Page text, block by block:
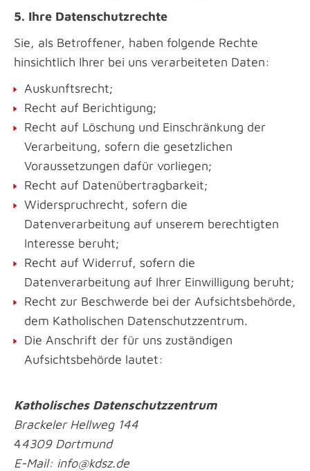
5. Ihre Datenschutzrechte
Sie, als Betroffener, haben folgende Rechte
hinsichtlich Ihrer bei uns verarbeiteten Daten:
Auskunftsrecht;
Recht auf Berichtigung;
Recht auf Löschung und Einschränkung der
Verarbeitung, sofern die gesetzlichen
Voraussetzungen dafür vorliegen;
Recht auf Datenübertragbarkeit;
Widerspruchrecht, sofern die
Datenverarbeitung auf unserem berechtigten
Interesse beruht;
Recht auf Widerruf, sofern die
Datenverarbeitung auf Ihrer Einwilligung beruht;
Recht zur Beschwerde bei der Aufsichtsbehörde,
dem Katholischen Datenschutzzentrum.
Die Anschrift der für uns zuständigen
Aufsichtsbehörde lautet:
Katholisches Datenschutzzentrum
Brackeler Hellweg 144
44309 Dortmund
E-Mail: info@kdsz.de